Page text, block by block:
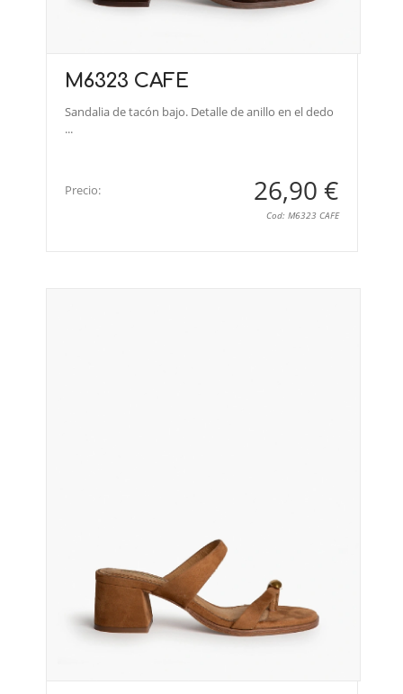
M6323 CAFE
Sandalia de tacón bajo. Detalle de anillo en el dedo
...
Precio: 26,90 €
Cod: M6323 CAFE